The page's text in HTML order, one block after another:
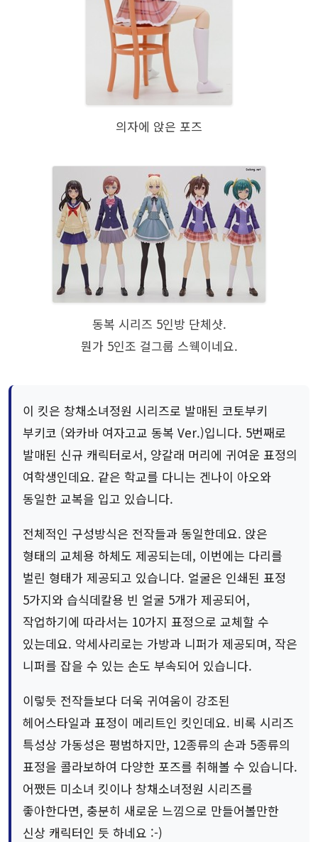
의자에 앉은 포즈
동복 시리즈 5인방 단체샷.
뭔가 5인조 걸그룹 스웩이네요.
이 킷은 창채소녀정원 시리즈로 발매된 코토부키
부키코 (와카바 여자고교 동복 Ver.)입니다. 5번째로
발매된 신규 캐릭터로서, 양갈래 머리에 귀여운 표정의
여학생인데요. 같은 학교를 다니는 겐나이 아오와
동일한 교복을 입고 있습니다.
전체적인 구성방식은 전작들과 동일한데요. 앉은
형태의 교체용 하체도 제공되는데, 이번에는 다리를
벌린 형태가 제공되고 있습니다. 얼굴은 인쇄된 표정
5가지와 습식데칼용 빈 얼굴 5개가 제공되어,
작업하기에 따라서는 10가지 표정으로 교체할 수
있는데요. 악세사리로는 가방과 니퍼가 제공되며, 작은
니퍼를 잡을 수 있는 손도 부속되어 있습니다.
이렇듯 전작들보다 더욱 귀여움이 강조된
헤어스타일과 표정이 메리트인 킷인데요. 비록 시리즈
특성상 가동성은 평범하지만, 12종류의 손과 5종류의
표정을 콜라보하여 다양한 포즈를 취해볼 수 있습니다.
어쨌든 미소녀 킷이나 창채소녀정원 시리즈를
좋아한다면, 충분히 새로운 느낌으로 만들어볼만한
신상 캐릭터인 듯 하네요 :-)